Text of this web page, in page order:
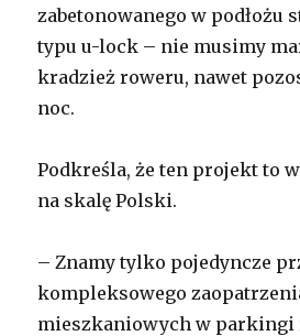
zabetonowanego w podłożu
typu u-lock – nie musimy
kradzież roweru, nawet
noc.
Podkreśla, że ten projekt to
na skalę Polski.
– Znamy tylko pojedyncze
kompleksowego
mieszkaniowych w parkingi